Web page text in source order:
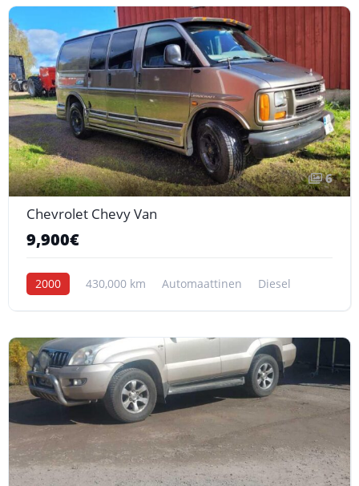
6
Chevrolet Chevy Van
9,900€
2000 430,000 km Automaattinen Diesel